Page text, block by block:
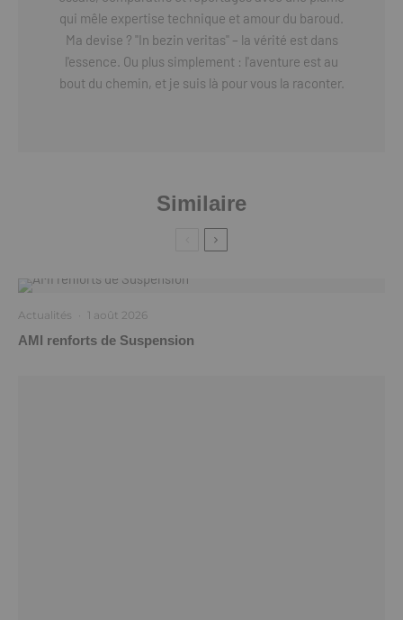
qui mêle expertise technique et amour du baroud.
Ma devise ? "In bezin veritas" – la vérité est dans
l'essence. Ou plus simplement : l'aventure est au
bout du chemin, et je suis là pour vous la raconter.
Similaire
Actualités · 1 août 2026
AMI renforts de Suspension